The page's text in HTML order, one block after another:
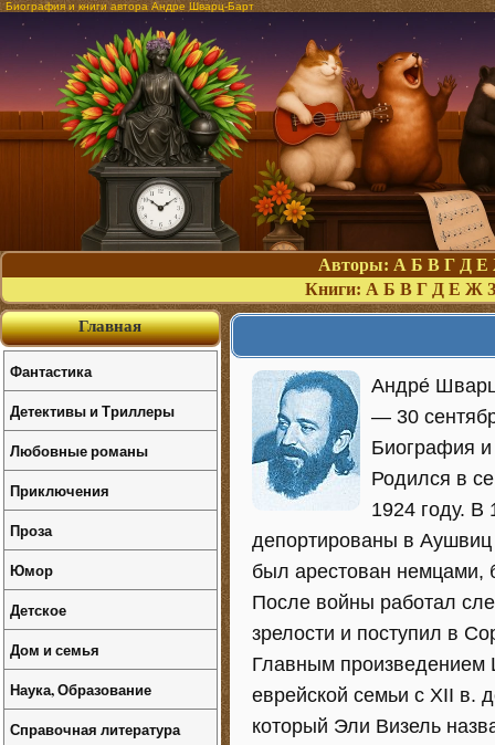
Биография и книги автора Андре Шварц-Барт
Авторы: А Б В Г Д Е
Книги: А Б В Г Д Е Ж З
Андре́
— 30
Биография и
Родился в
1924 году.
депортированы в
был арестован немцами,
После войны работал
зрелости и поступил в
Главным произведением
еврейской семьи с XII в.
который Эли Визель
Главная
Фантастика
Детективы и Триллеры
Любовные романы
Приключения
Проза
Юмор
Детское
Дом и семья
Наука, Образование
Справочная литература